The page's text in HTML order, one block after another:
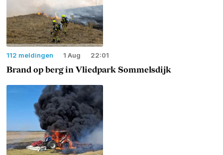
112 meldingen 1 Aug 22:01
Brand op berg in Vliedpark Sommelsdijk